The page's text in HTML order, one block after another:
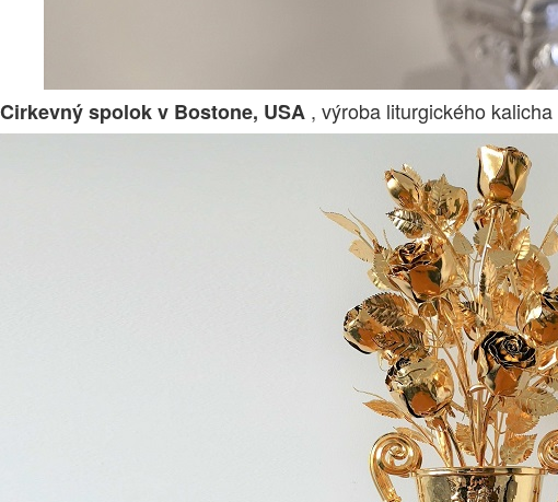
Cirkevný spolok v Bostone, USA , výroba liturgického kalicha